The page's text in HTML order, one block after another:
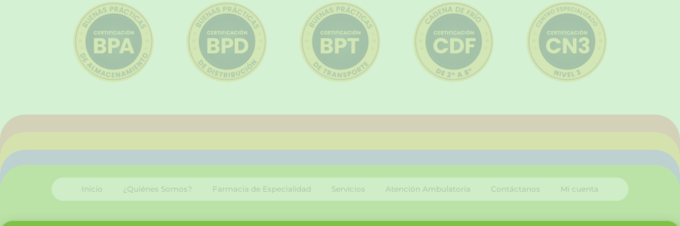
Inicio ¿Quiénes Somos? Farmacia de Especialidad Servicios Atención Ambulatoria Contáctanos Mi cuenta
F I L